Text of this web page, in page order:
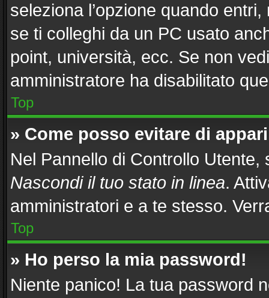
seleziona l’opzione quando
se ti colleghi da un PC usato
point, università, ecc. Se non
amministratore ha disabilitato
Top
» Come posso evitare di
Nel Pannello di Controllo Utente,
Nascondi il tuo stato in linea.
amministratori e a te stesso.
Top
» Ho perso la mia password!
Niente panico! La tua password